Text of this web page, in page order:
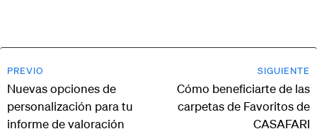
PREVIO
Nuevas opciones de
personalización para tu
informe de valoración
SIGUIENTE
Cómo beneficiarte de las
carpetas de Favoritos de
CASAFARI